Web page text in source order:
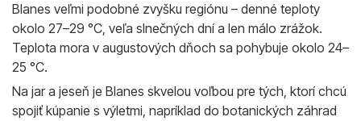
Blanes veľmi podobné zvyšku regiónu – denné teploty
okolo 27–29 °C, veľa slnečných dní a len málo zrážok.
Teplota mora v augustových dňoch sa pohybuje okolo 24–
25 °C.
Na jar a jeseň je Blanes skvelou voľbou pre tých, ktorí chcú
spojiť kúpanie s výletmi, napríklad do botanických záhrad